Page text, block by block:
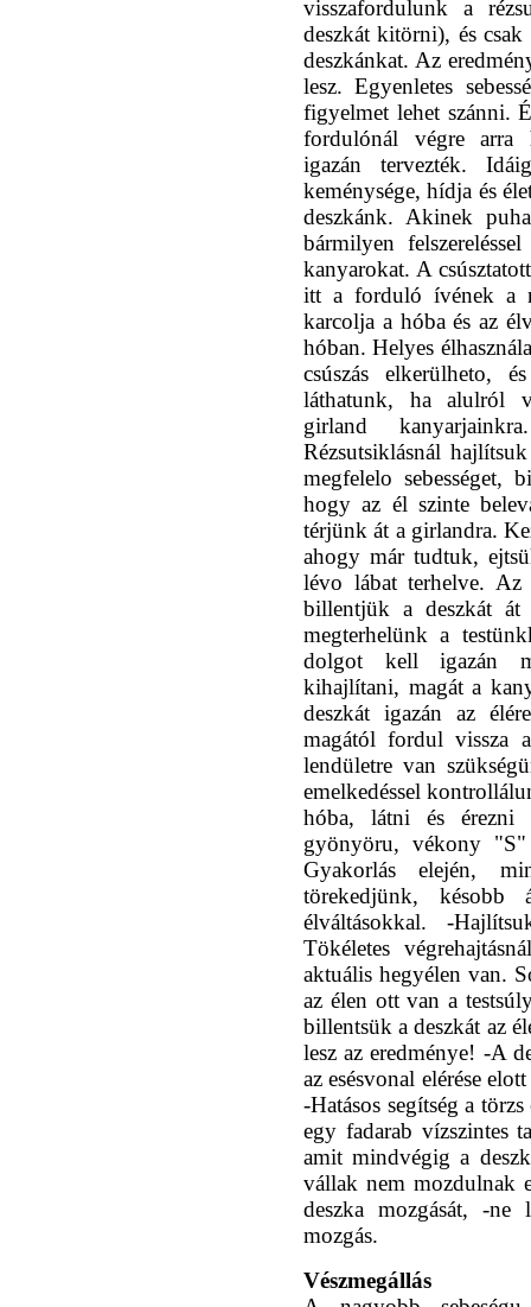
visszafordulunk a
deszkát kitörni), és
deszkánkat. Az
lesz. Egyenletes
figyelmet lehet szánni.
fordulónál végre arra
igazán tervezték.
keménysége, hídja és
deszkánk. Akinek
bármilyen
kanyarokat. A
itt a forduló ívének a
karcolja a hóba és az
hóban. Helyes
csúszás elkerülheto,
láthatunk, ha alulról
girland
Rézsutsiklásnál
megfelelo sebességet,
hogy az él szinte
térjünk át a girlandra.
ahogy már tudtuk,
lévo lábat terhelve.
billentjük a deszkát
megterhelünk a
dolgot kell igazán
kihajlítani, magát a
deszkát igazán az
magától fordul vissza
lendületre van
emelkedéssel
hóba, látni és
gyönyöru, vékony
Gyakorlás elején,
törekedjünk,
élváltásokkal. -
Tökéletes
aktuális hegyélen van.
az élen ott van a
billentsük a deszkát az
lesz az eredménye! -A
az esésvonal elérése
-Hatásos segítség a
egy fadarab vízszintes
amit mindvégig a
vállak nem mozdulnak
deszka mozgását, -ne
mozgás.
Vészmegállás